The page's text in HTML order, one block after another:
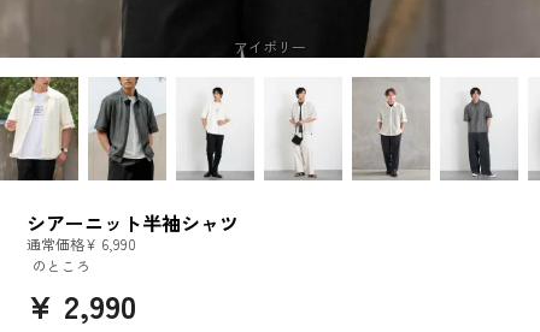
アイボリー
シアーニット半袖シャツ
通常価格¥ 6,990
のところ
¥ 2,990